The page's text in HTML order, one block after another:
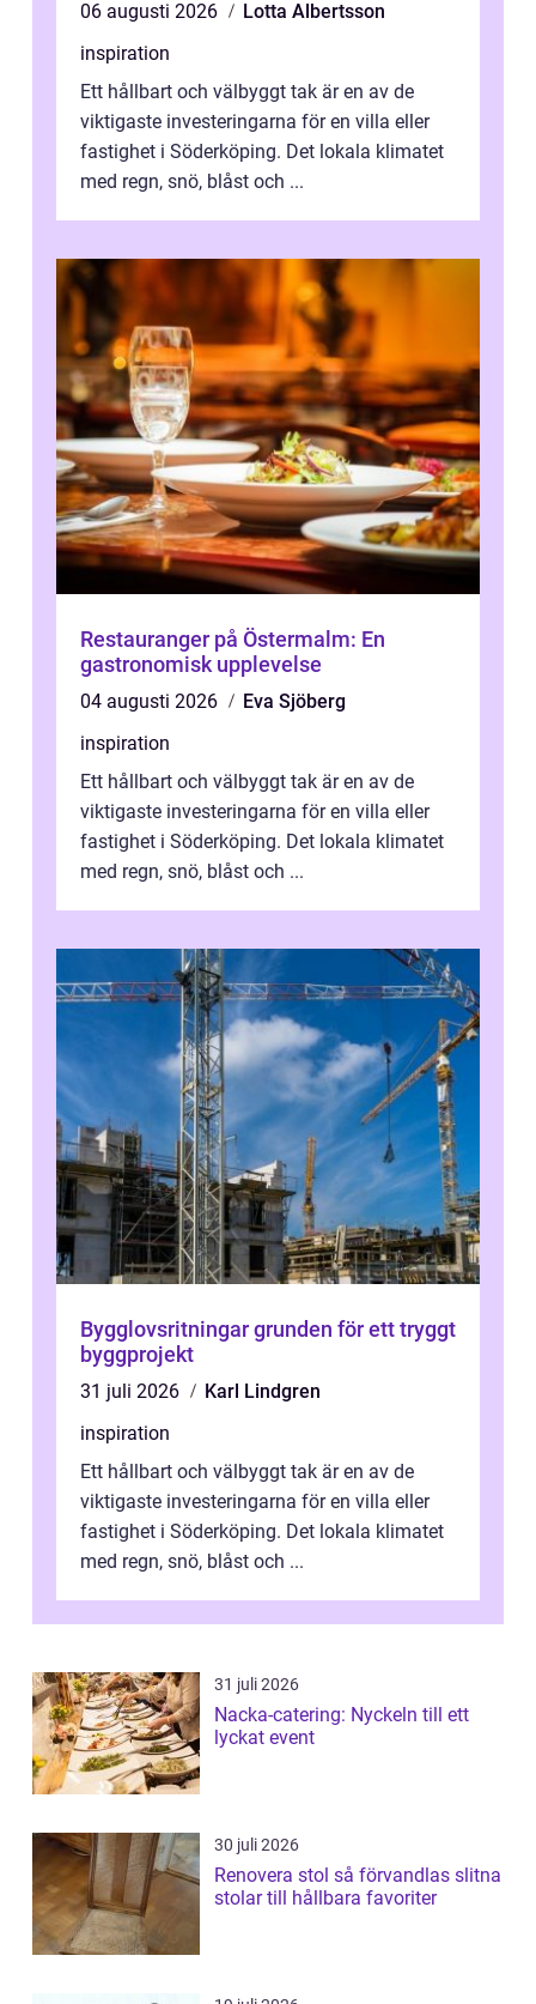
06 augusti 2026
Lotta Albertsson
inspiration
Ett hållbart och välbyggt tak är en av de
viktigaste investeringarna för en villa eller
fastighet i Söderköping. Det lokala klimatet
med regn, snö, blåst och ...
Restauranger på Östermalm: En
gastronomisk upplevelse
04 augusti 2026
Eva Sjöberg
inspiration
Ett hållbart och välbyggt tak är en av de
viktigaste investeringarna för en villa eller
fastighet i Söderköping. Det lokala klimatet
med regn, snö, blåst och ...
Bygglovsritningar grunden för ett tryggt
byggprojekt
31 juli 2026
Karl Lindgren
inspiration
Ett hållbart och välbyggt tak är en av de
viktigaste investeringarna för en villa eller
fastighet i Söderköping. Det lokala klimatet
med regn, snö, blåst och ...
31 juli 2026
Nacka-catering: Nyckeln till ett
lyckat event
30 juli 2026
Renovera stol så förvandlas slitna
stolar till hållbara favoriter